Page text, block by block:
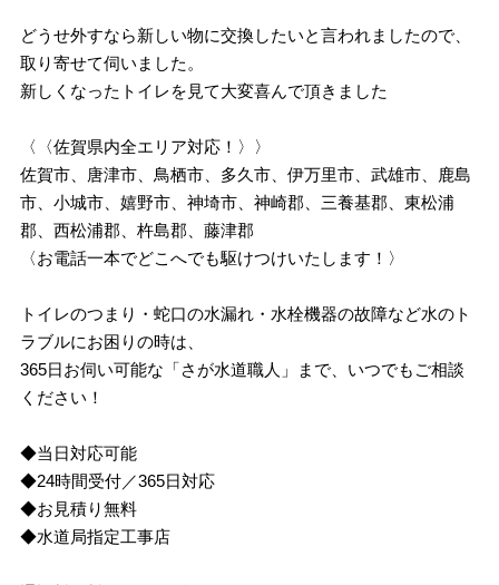
どうせ外すなら新しい物に交換したいと言われましたので、
取り寄せて伺いました。
新しくなったトイレを見て大変喜んで頂きました
〈〈佐賀県内全エリア対応！〉〉
佐賀市、唐津市、鳥栖市、多久市、伊万里市、武雄市、鹿島
市、小城市、嬉野市、神埼市、神崎郡、三養基郡、東松浦
郡、西松浦郡、杵島郡、藤津郡
〈お電話一本でどこへでも駆けつけいたします！〉
トイレのつまり・蛇口の水漏れ・水栓機器の故障など水のト
ラブルにお困りの時は、
365日お伺い可能な「さが水道職人」まで、いつでもご相談
ください！
◆当日対応可能
◆24時間受付／365日対応
◆お見積り無料
◆水道局指定工事店